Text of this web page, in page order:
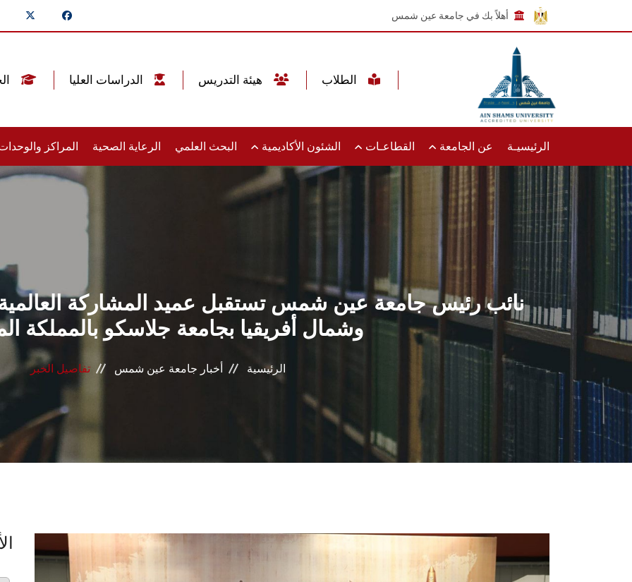
أهلاً بك في جامعة عين شمس
الرئيسيـة عن الجامعة القطاعـات الشئون الأكاديمية البحث العلمي الرعاية الصحية المراكز
نائب رئيس جامعة عين شمس تستقبل عميد المشاركة
وشمال أفريقيا بجامعة جلاسكو بالمملكة
الرئيسية أخبار جامعة عين شمس تفاصيل الخبر